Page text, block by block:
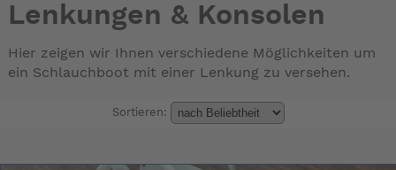
Lenkungen & Konsolen
Hier zeigen wir Ihnen verschiedene Möglichkeiten um
ein Schlauchboot mit einer Lenkung zu versehen.
Sortieren: